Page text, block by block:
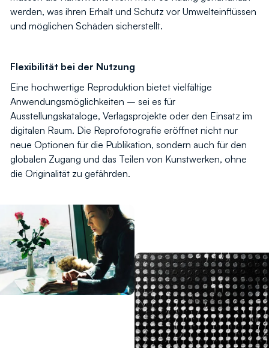
werden, was ihren Erhalt und Schutz vor Umwelteinflüssen
und möglichen Schäden sicherstellt.
Flexibilität bei der Nutzung
Eine hochwertige Reproduktion bietet vielfältige
Anwendungsmöglichkeiten – sei es für
Ausstellungskataloge, Verlagsprojekte oder den Einsatz im
digitalen Raum. Die Reprofotografie eröffnet nicht nur
neue Optionen für die Publikation, sondern auch für den
globalen Zugang und das Teilen von Kunstwerken, ohne
die Originalität zu gefährden.